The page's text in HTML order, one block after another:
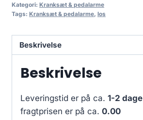
Kategori: Kranksæt & pedalarme
Tags: Kranksæt & pedalarme, los
Beskrivelse
Beskrivelse
Leveringstid er på ca. 1-2 dage
fragtprisen er på ca. 0.00